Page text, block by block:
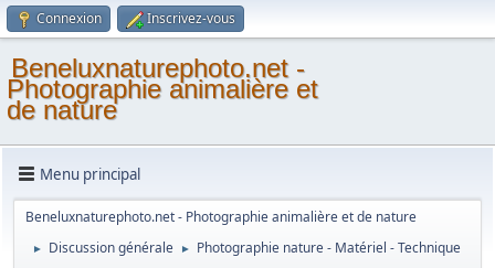
Connexion Inscrivez-vous
Beneluxnaturephoto.net -
Photographie animalière et
de nature
Menu principal
Beneluxnaturephoto.net - Photographie animalière et de nature
► Discussion générale ► Photographie nature - Matériel - Technique